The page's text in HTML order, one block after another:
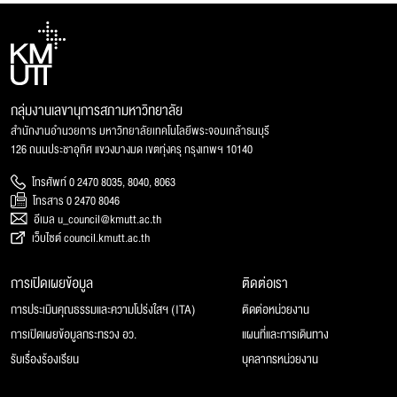
กลุ่มงานเลขานุการสภามหาวิทยาลัย
สำนักงานอำนวยการ มหาวิทยาลัยเทคโนโลยีพระจอมเกล้าธนบุรี
126 ถนนประชาอุทิศ แขวงบางมด เขตทุ่งครุ กรุงเทพฯ 10140
โทรศัพท์ 0 2470 8035, 8040, 8063
โทรสาร 0 2470 8046
อีเมล u_council@kmutt.ac.th
เว็บไซต์ council.kmutt.ac.th
การเปิดเผยข้อมูล
การประเมินคุณธรรมและความโปร่งใสฯ (ITA)
การเปิดเผยข้อมูลกระทรวง อว.
รับเรื่องร้องเรียน
ติดต่อเรา
ติดต่อหน่วยงาน
แผนที่และการเดินทาง
บุคลากรหน่วยงาน